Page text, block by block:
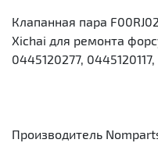
Клапанная пара
Xichai для ремонта
0445120277,
Производитель